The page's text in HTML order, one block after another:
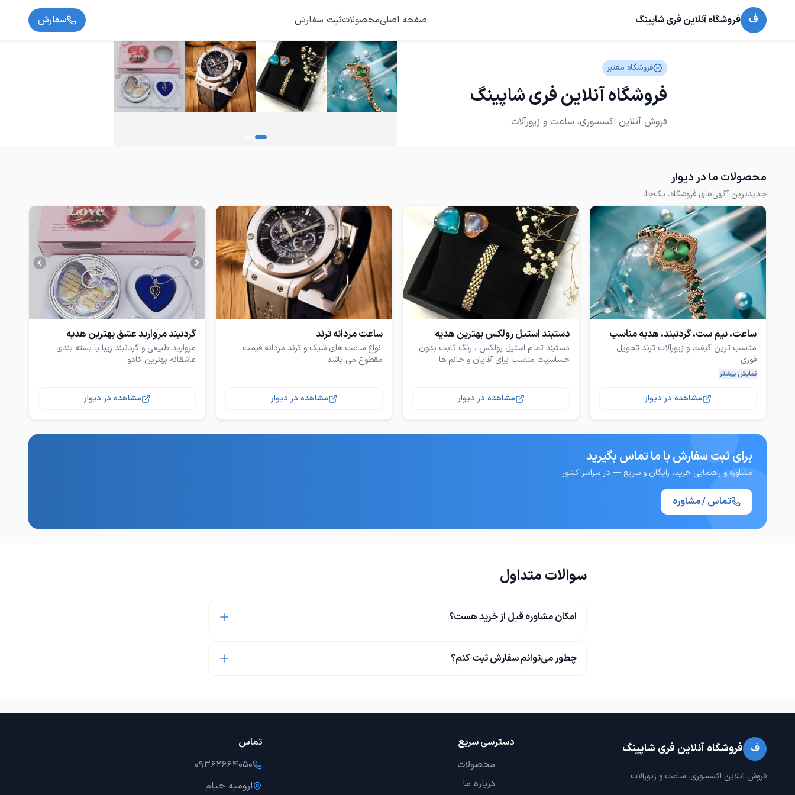
ف فروشگاه آنلاین فری شاپینگ صفحه اصلیمحصولاتثبت سفارش سفارش
فروشگاه معتبر
فروشگاه آنلاین فری شاپینگ
فروش آنلاین اکسسوری، ساعت و زیورآلات
محصولات ما در دیوار
جدیدترین آگهی‌های فروشگاه، یک‌جا.
ساعت، نیم ست، گردنبند، هدیه مناسب
مناسب ترین گیفت و زیورآلات ترند تحویل
نمایش بیشتر
مشاهده در دیوار
دستبند استیل رولکس بهترین هدیه
دستبند تمام استیل رولکس ، رنگ ثابت بدون
حساسیت مناسب برای آقایان و خانم ها
مشاهده در دیوار
ساعت مردانه ترند
انواع ساعت های شیک و ترند مردانه قیمت
مقطوع می باشد
مشاهده در دیوار
گردنبند مروارید عشق بهترین هدیه
مروارید طبیعی و گردنبند زیبا با بسته بندی
عاشقانه بهترین کادو
مشاهده در دیوار
برای ثبت سفارش با ما تماس بگیرید
مشاوره و راهنمایی خرید، رایگان و سریع — در سراسر کشور.
تماس / مشاوره
سوالات متداول
امکان مشاوره قبل از خرید هست؟
چطور می‌توانم سفارش ثبت کنم؟
ف فروشگاه آنلاین فری شاپینگ
فروش آنلاین اکسسوری، ساعت و زیورآلات
دسترسی سریع
محصولات
درباره ما
تماس
09362664050
ارومیه خیام